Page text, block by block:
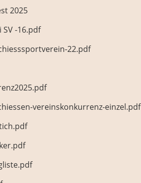
2025
-16.pdf
22.pdf
vereinskonkurrenz-einzel.pdf